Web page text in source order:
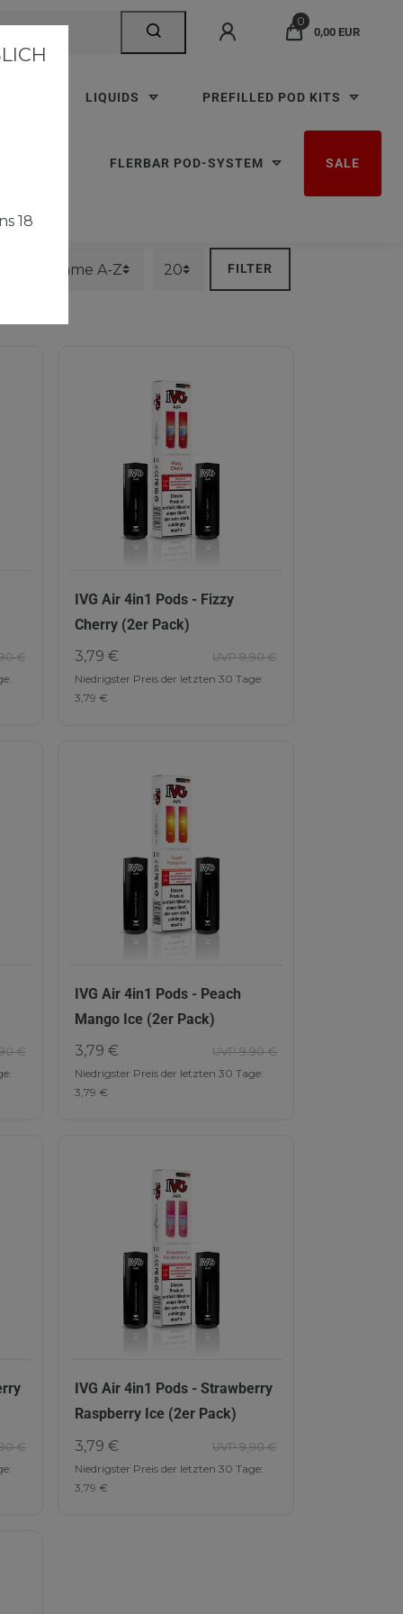
0
0,00 EUR
LIQUIDS PREFILLED POD KITS
FLERBAR POD-SYSTEM SALE
FILTER
€
IVG Air 4in1 Pods - Fizzy
Cherry (2er Pack)
UVP 9,90 €
3,79 €
Niedrigster Preis der letzten 30 Tage:
3,79 €
€
IVG Air 4in1 Pods - Peach
Mango Ice (2er Pack)
UVP 9,90 €
3,79 €
Niedrigster Preis der letzten 30 Tage:
3,79 €
€
IVG Air 4in1 Pods - Strawberry
Raspberry Ice (2er Pack)
UVP 9,90 €
3,79 €
Niedrigster Preis der letzten 30 Tage:
3,79 €
A
18